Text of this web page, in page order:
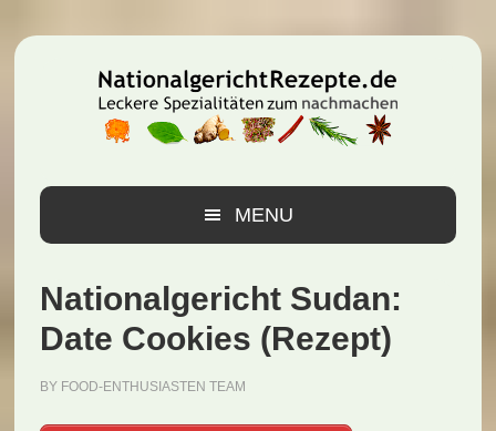
Hauptnavigation
Inhalt
Seitenspalte
MENU
Nationalgericht Sudan:
Date Cookies (Rezept)
BY FOOD-ENTHUSIASTEN TEAM